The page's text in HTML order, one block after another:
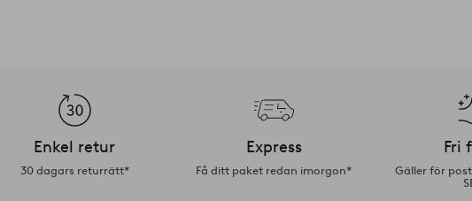
Enkel retur
30 dagars returrätt*
Express
Få ditt paket redan imorgon*
Fri
Gäller för